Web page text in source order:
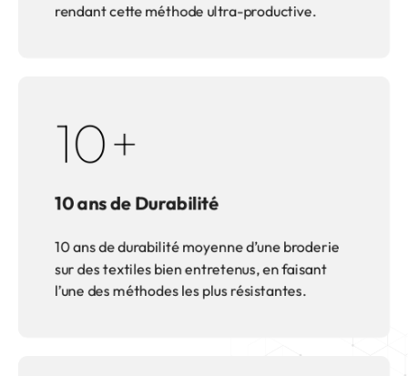
rendant cette méthode ultra-productive.
10+
10 ans de Durabilité
10 ans de durabilité moyenne d’une broderie
sur des textiles bien entretenus, en faisant
l’une des méthodes les plus résistantes.